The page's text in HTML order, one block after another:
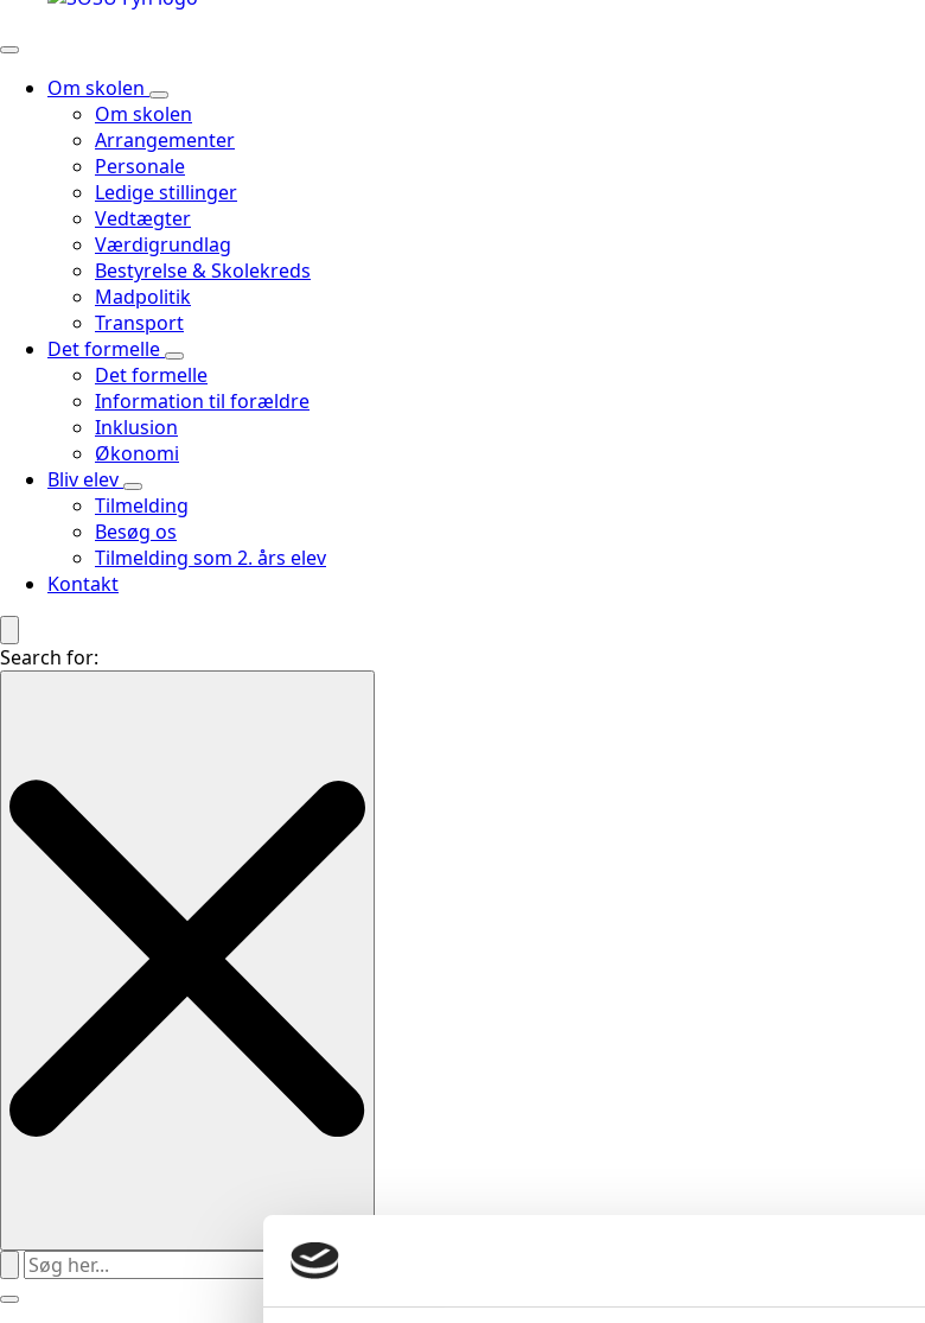
Om skolen
Om skolen
Arrangementer
Personale
Ledige stillinger
Vedtægter
Værdigrundlag
Bestyrelse & Skolekreds
Madpolitik
Transport
Det formelle
Det formelle
Information til forældre
Inklusion
Økonomi
Bliv elev
Tilmelding
Besøg os
Tilmelding som 2. års elev
Kontakt
Search for: